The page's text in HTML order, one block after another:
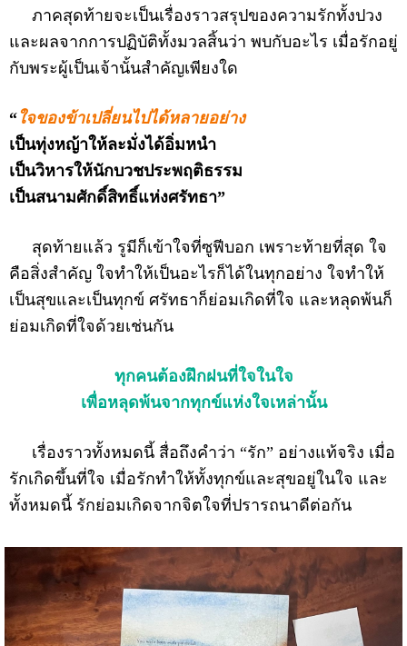
ภาคสุดท้ายจะเป็นเรื่องราวสรุปของความรักทั้งปวง
และผลจากการปฏิบัติทั้งมวลสิ้นว่า พบกับอะไร เมื่อรักอยู่
กับพระผู้เป็นเจ้านั้นสำคัญเพียงใด
“ใจของข้าเปลี่ยนไปได้หลายอย่าง
เป็นทุ่งหญ้าให้ละมั่งได้อิ่มหนำ
เป็นวิหารให้นักบวชประพฤติธรรม
เป็นสนามศักดิ์สิทธิ์แห่งศรัทธา”
สุดท้ายแล้ว รูมีก็เข้าใจที่ซูฟีบอก เพราะท้ายที่สุด ใจ
คือสิ่งสำคัญ ใจทำให้เป็นอะไรก็ได้ในทุกอย่าง ใจทำให้
เป็นสุขและเป็นทุกข์ ศรัทธาก็ย่อมเกิดที่ใจ และหลุดพ้นก็
ย่อมเกิดที่ใจด้วยเช่นกัน
ทุกคนต้องฝึกฝนที่ใจในใจ
เพื่อหลุดพ้นจากทุกข์แห่งใจเหล่านั้น
เรื่องราวทั้งหมดนี้ สื่อถึงคำว่า “รัก” อย่างแท้จริง เมื่อ
รักเกิดขึ้นที่ใจ เมื่อรักทำให้ทั้งทุกข์และสุขอยู่ในใจ และ
ทั้งหมดนี้ รักย่อมเกิดจากจิตใจที่ปรารถนาดีต่อกัน